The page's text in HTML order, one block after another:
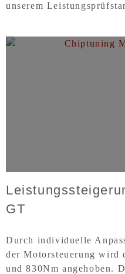
unserem
GT
Durch individuelle
der Motorsteuerung wird
und 830Nm angehoben.